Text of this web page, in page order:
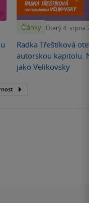
Články Úterý 4. srpna
Radka Třeštíková
autorskou kapitolu.
jako Velikovsky